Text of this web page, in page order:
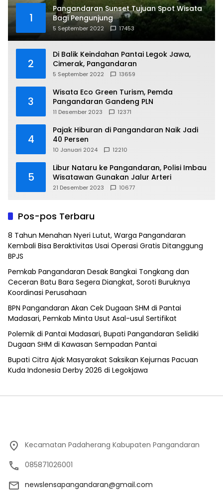
1
Pangandaran Sunset Tujuan Spot Wisata
Bagi Pengunjung
5 September 2022 17453
2
Di Balik Keindahan Pantai Legok Jawa,
Cimerak, Pangandaran
5 September 2022 13659
3
Wisata Eco Green Turism, Pemda
Pangandaran Gandeng PLN
11 Desember 2023 12371
4
Pajak Hiburan di Pangandaran Naik Jadi
40 Persen
10 Januari 2024 12210
5
Libur Nataru ke Pangandaran, Polisi Imbau
Wisatawan Gunakan Jalur Arteri
21 Desember 2023 10677
Pos-pos Terbaru
8 Tahun Menahan Nyeri Lutut, Warga Pangandaran
Kembali Bisa Beraktivitas Usai Operasi Gratis Ditanggung
BPJS
Pemkab Pangandaran Desak Bangkai Tongkang dan
Ceceran Batu Bara Segera Diangkat, Soroti Buruknya
Koordinasi Perusahaan
BPN Pangandaran Akan Cek Dugaan SHM di Pantai
Madasari, Pemkab Minta Usut Asal-usul Sertifikat
Polemik di Pantai Madasari, Bupati Pangandaran Selidiki
Dugaan SHM di Kawasan Sempadan Pantai
Bupati Citra Ajak Masyarakat Saksikan Kejurnas Pacuan
Kuda Indonesia Derby 2026 di Legokjawa
Kecamatan Padaherang Kabupaten Pangandaran
085871026001
newslensapangandaran@gmail.com